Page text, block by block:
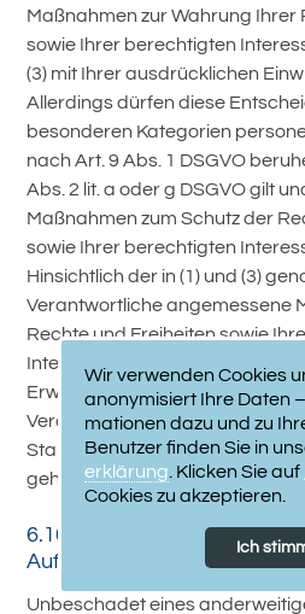
Wir verwenden Cookies
anonymisiert Ihre Daten
mationen dazu und zu
Benutzer finden Sie in
erklärung. Klicken Sie auf
Cookies zu akzeptieren.
Ich
Maßnahmen zur Wahrung Ihrer
sowie Ihrer berechtigten
(3) mit Ihrer ausdrücklichen
Allerdings dürfen diese
besonderen Kategorien
nach Art. 9 Abs. 1 DSGVO
Abs. 2 lit. a oder g DSGVO gilt
Maßnahmen zum Schutz der
sowie Ihrer berechtigten
Hinsichtlich der in (1) und (3)
Verantwortliche angemessene
Rechte und Freiheiten sowie
Interessen zu wahren, wozu
Erwirkung des Eingreifens einer
Verantwortlichen, auf
Standpunkts und auf
gehört.
6.10 Recht auf Beschwerde
Aufsichtsbehörde
Unbeschadet eines